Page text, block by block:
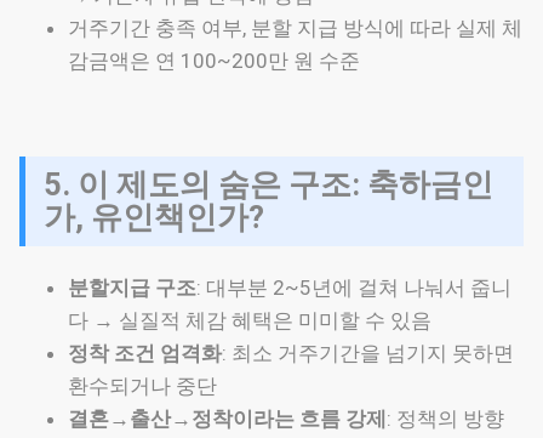
거주기간 충족 여부, 분할 지급 방식에 따라 실제 체
감금액은 연 100~200만 원 수준
5. 이 제도의 숨은 구조: 축하금인
가, 유인책인가?
분할지급 구조: 대부분 2~5년에 걸쳐 나눠서 줍니
다 → 실질적 체감 혜택은 미미할 수 있음
정착 조건 엄격화: 최소 거주기간을 넘기지 못하면
환수되거나 중단
결혼→출산→정착이라는 흐름 강제 : 정책의 방향